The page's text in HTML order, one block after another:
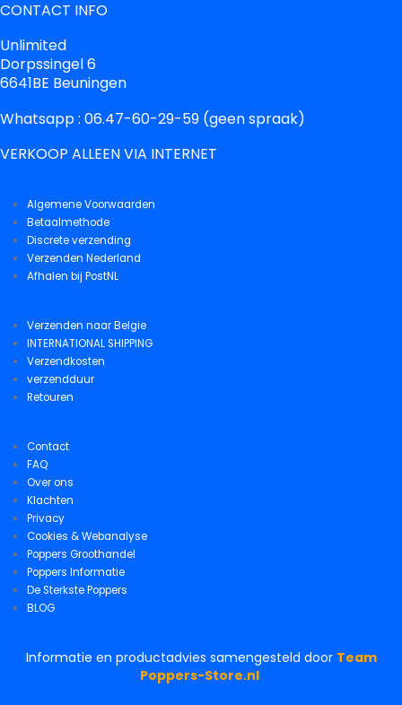
CONTACT INFO
Unlimited
Dorpssingel 6
6641BE Beuningen
Whatsapp : 06.47-60-29-59 (geen spraak)
VERKOOP ALLEEN VIA INTERNET
Algemene Voorwaarden
Betaalmethode
Discrete verzending
Verzenden Nederland
Afhalen bij PostNL
Verzenden naar Belgie
INTERNATIONAL SHIPPING
Verzendkosten
verzendduur
Retouren
Contact
FAQ
Over ons
Klachten
Privacy
Cookies & Webanalyse
Poppers Groothandel
Poppers Informatie
De Sterkste Poppers
BLOG
Informatie en productadvies samengesteld door Team
Poppers-Store.nl.